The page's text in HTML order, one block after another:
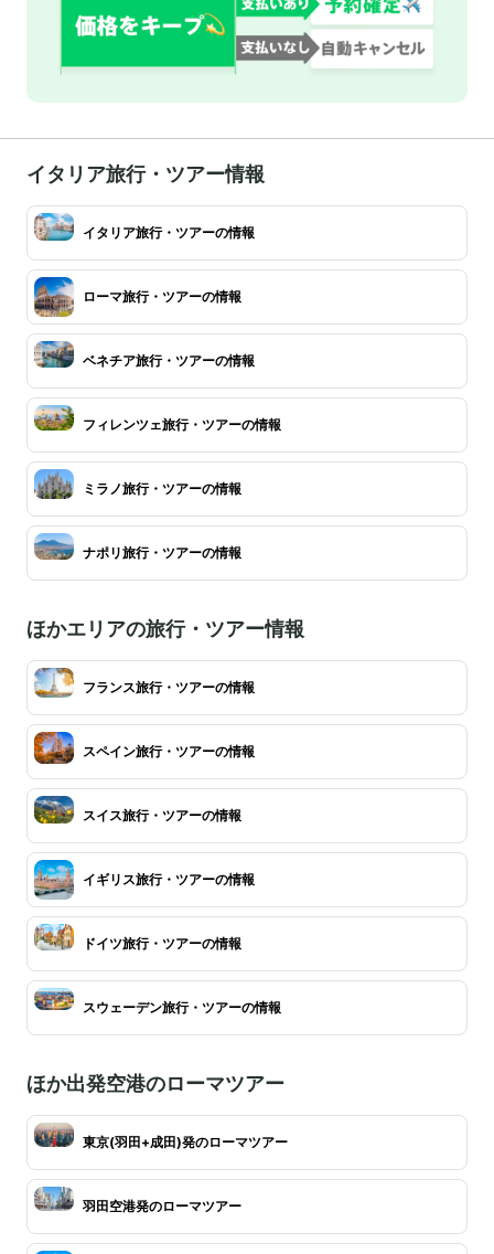
イタリア旅行・ツアー情報
イタリア旅行・ツアーの情報
ローマ旅行・ツアーの情報
ベネチア旅行・ツアーの情報
フィレンツェ旅行・ツアーの情報
ミラノ旅行・ツアーの情報
ナポリ旅行・ツアーの情報
ほかエリアの旅行・ツアー情報
フランス旅行・ツアーの情報
スペイン旅行・ツアーの情報
スイス旅行・ツアーの情報
イギリス旅行・ツアーの情報
ドイツ旅行・ツアーの情報
スウェーデン旅行・ツアーの情報
ほか出発空港のローマツアー
東京(羽田+成田)発のローマツアー
羽田空港発のローマツアー